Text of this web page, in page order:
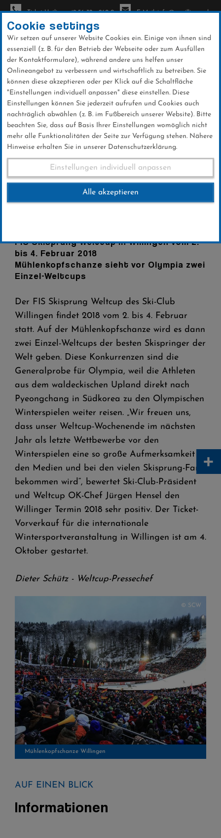
Direkt
zum
Inhalt
Ticket-Hotline: +49 56 32 - 960-0 E-Mail: info@sc-willingen.de
FIS Skisprung Weltcup Willingen
2018
FIS Skisprung Weltcup
Willingen 2018
FIS Skisprung Weltcup in Willingen vom 2.
bis 4. Februar 2018
Mühlenkopfschanze sieht vor Olympia zwei
Einzel-Weltcups
Der FIS Skisprung Weltcup des Ski-Club
Willingen findet 2018 vom 2. bis 4. Februar
statt. Auf der Mühlenkopfschanze wird es dann
zwei Einzel-Weltcups der besten Skispringer der
Welt geben. Diese Konkurrenzen sind die
Generalprobe für Olympia, weil die Athleten
aus dem waldeckischen Upland direkt nach
Pyeongchang in Südkorea zu den Olympischen
Winterspielen weiter reisen. „Wir freuen uns,
dass unser Weltcup-Wochenende im nächsten
Jahr als letzte Wettbewerbe vor den
Winterspielen eine so große Aufmerksamkeit in
den Medien und bei den vielen Skisprung-Fans
bekommen wird“, bewertet Ski-Club-Präsident
und Weltcup OK-Chef Jürgen Hensel den
Willinger Termin 2018 sehr positiv. Der Ticket-
Vorverkauf für die internationale
Wintersportveranstaltung in Willingen ist am 4.
Oktober gestartet.
Dieter Schütz - Weltcup-Pressechef
Mühlenkopfschanze Willingen
© SCW
AUF EINEN BLICK
Informationen
Cookie settings
Wir setzen auf unserer Website Cookies ein. Einige von ihnen sind
essenziell (z. B. für den Betrieb der Webseite oder zum Ausfüllen
der Kontaktformulare), während andere uns helfen unser
Onlineangebot zu verbessern und wirtschaftlich zu betreiben. Sie
können diese akzeptieren oder per Klick auf die Schaltfläche
"Einstellungen individuell anpassen" diese einstellen. Diese
Einstellungen können Sie jederzeit aufrufen und Cookies auch
nachträglich abwählen (z. B. im Fußbereich unserer Website). Bitte
beachten Sie, dass auf Basis Ihrer Einstellungen womöglich nicht
mehr alle Funktionalitäten der Seite zur Verfügung stehen. Nähere
Hinweise erhalten Sie in unserer Datenschutzerklärung.
Einstellungen individuell anpassen
Alle akzeptieren
+